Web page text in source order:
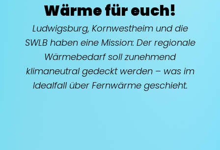
Wärme für euch!
Ludwigsburg, Kornwestheim und die
SWLB haben eine Mission: Der regionale
Wärmebedarf soll zunehmend
klimaneutral gedeckt werden – was im
Idealfall über Fernwärme geschieht.